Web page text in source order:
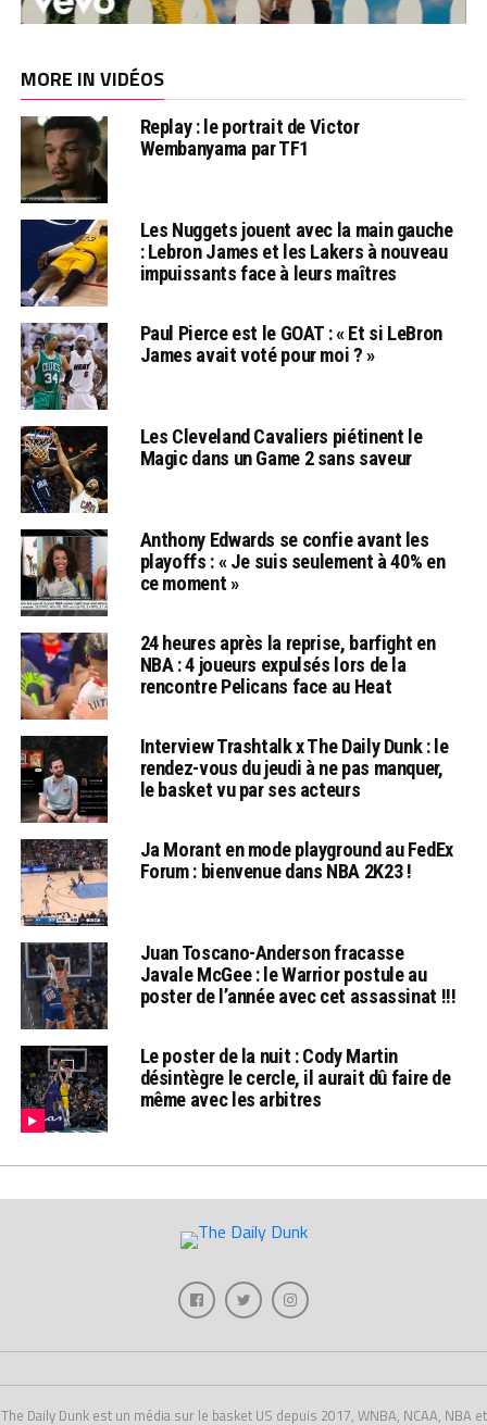
MORE IN VIDÉOS
Replay : le portrait de Victor
Wembanyama par TF1
Les Nuggets jouent avec la main gauche
: Lebron James et les Lakers à nouveau
impuissants face à leurs maîtres
Paul Pierce est le GOAT : « Et si LeBron
James avait voté pour moi ? »
Les Cleveland Cavaliers piétinent le
Magic dans un Game 2 sans saveur
Anthony Edwards se confie avant les
playoffs : « Je suis seulement à 40% en
ce moment »
24 heures après la reprise, barfight en
NBA : 4 joueurs expulsés lors de la
rencontre Pelicans face au Heat
Interview Trashtalk x The Daily Dunk : le
rendez-vous du jeudi à ne pas manquer,
le basket vu par ses acteurs
Ja Morant en mode playground au FedEx
Forum : bienvenue dans NBA 2K23 !
Juan Toscano-Anderson fracasse
Javale McGee : le Warrior postule au
poster de l’année avec cet assassinat !!!
Le poster de la nuit : Cody Martin
désintègre le cercle, il aurait dû faire de
même avec les arbitres
The Daily Dunk est un média sur le basket US depuis 2017, WNBA, NCAA, NBA et